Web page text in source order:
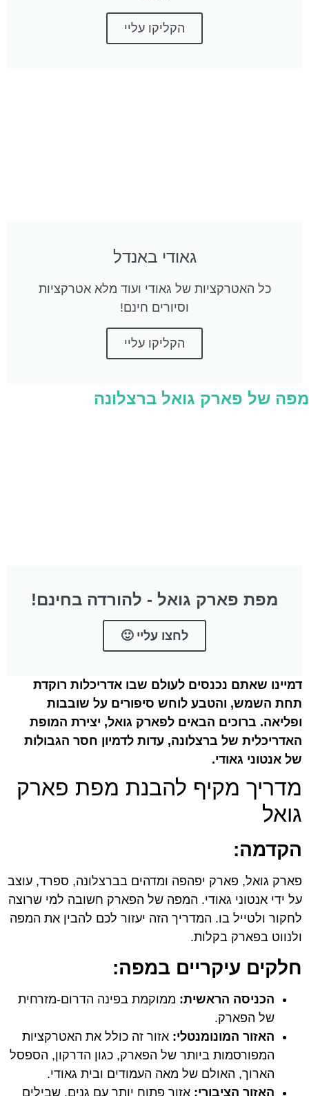
הקליקו עליי
גאודי באנדל
כל האטרקציות של גאודי ועוד מלא אטרקציות
וסיורים חינם!
הקליקו עליי
מפה של פארק גואל ברצלונה
מפת פארק גואל - להורדה בחינם!
לחצו עליי 🙂
דמיינו שאתם נכנסים לעולם שבו אדריכלות רוקדת
תחת השמש, והטבע לוחש סיפורים על שובבות
ופליאה. ברוכים הבאים לפארק גואל, יצירת המופת
האדריכלית של ברצלונה, עדות לדמיון חסר הגבולות
של אנטוני גאודי.
מדריך מקיף להבנת מפת פארק
גואל
הקדמה:
פארק גואל, פארק יפהפה ומדהים בברצלונה, ספרד, עוצב
על ידי אנטוני גאודי. המפה של הפארק חשובה למי שרוצה
לחקור ולטייל בו. המדריך הזה יעזור לכם להבין את המפה
ולנווט בפארק בקלות.
חלקים עיקריים במפה:
הכניסה הראשית: ממוקמת בפינה הדרום-מזרחית
של הפארק.
האזור המונומנטלי: אזור זה כולל את האטרקציות
המפורסמות ביותר של הפארק, כגון הדרקון, הספסל
הארוך, האולם של מאה העמודים ובית גאודי.
האזור הציבורי: אזור פתוח יותר עם גנים, שבילים